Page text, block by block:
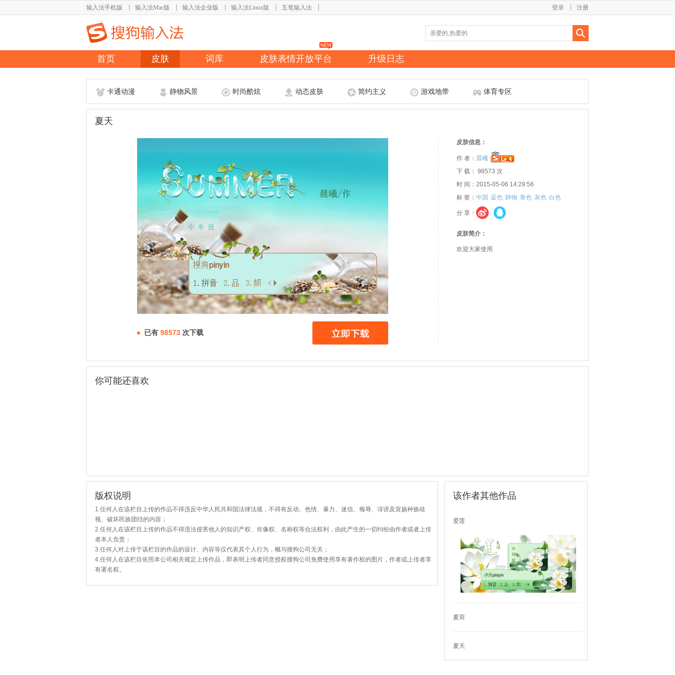
输入法手机版 输入法Mac版 输入法企业版 输入法Linux版 五笔输入法 注册
登录
首页 皮肤 词库 皮肤表情开放平台 升级日志
卡通动漫 静物风景 时尚酷炫 动态皮肤 简约主义 游戏地带 体育专区
夏天
已有 98573 次下载
皮肤信息：
作 者： 晨曦
下 载： 98573 次
时 间：2015-05-06 14:29:56
标 签： 中国 蓝色 静物 青色 灰色 白色
分 享：
皮肤简介：
欢迎大家使用
你可能还喜欢
版权说明
1.任何人在该栏目上传的作品不得违反中华人民共和国法律法规，不得有反动、色情、暴力、迷信、侮辱、诽谤及宣扬种族歧
视、破坏民族团结的内容；
2.任何人在该栏目上传的作品不得违法侵害他人的知识产权、肖像权、名称权等合法权利，由此产生的一切纠纷由作者或者上传
者本人负责；
3.任何人对上传于该栏目的作品的设计、内容等仅代表其个人行为，概与搜狗公司无关；
4.任何人在该栏目依照本公司相关规定上传作品，即表明上传者同意授权搜狗公司免费使用享有著作权的图片，作者或上传者享
有署名权。
该作者其他作品
爱莲
夏荷
夏天